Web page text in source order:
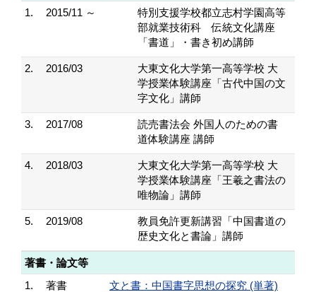
1.
2015/11 ～
特別支援学校都立志村学園高等
部就業技術科 伝統文化講座
「書道」・書き初め講師
2. 2016/03
大東文化大学第一高等学校 大
学授業体験講座「古代中国の文
字文化」講師
3. 2017/08
読売書法会 外国人のための書
道体験講座 講師
4. 2018/03
大東文化大学第一高等学校 大
学授業体験講座「王羲之書法の
唯物論」講師
5. 2019/08
教員免許更新講習「中国書道の
歴史文化と書論」講師
著書・論文等
1.
著書
文と書：中国書字思想の探究 (単著)